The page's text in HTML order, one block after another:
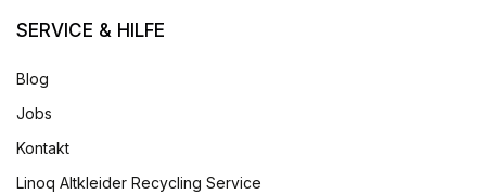
SERVICE & HILFE
Blog
Jobs
Kontakt
Linoq Altkleider Recycling Service